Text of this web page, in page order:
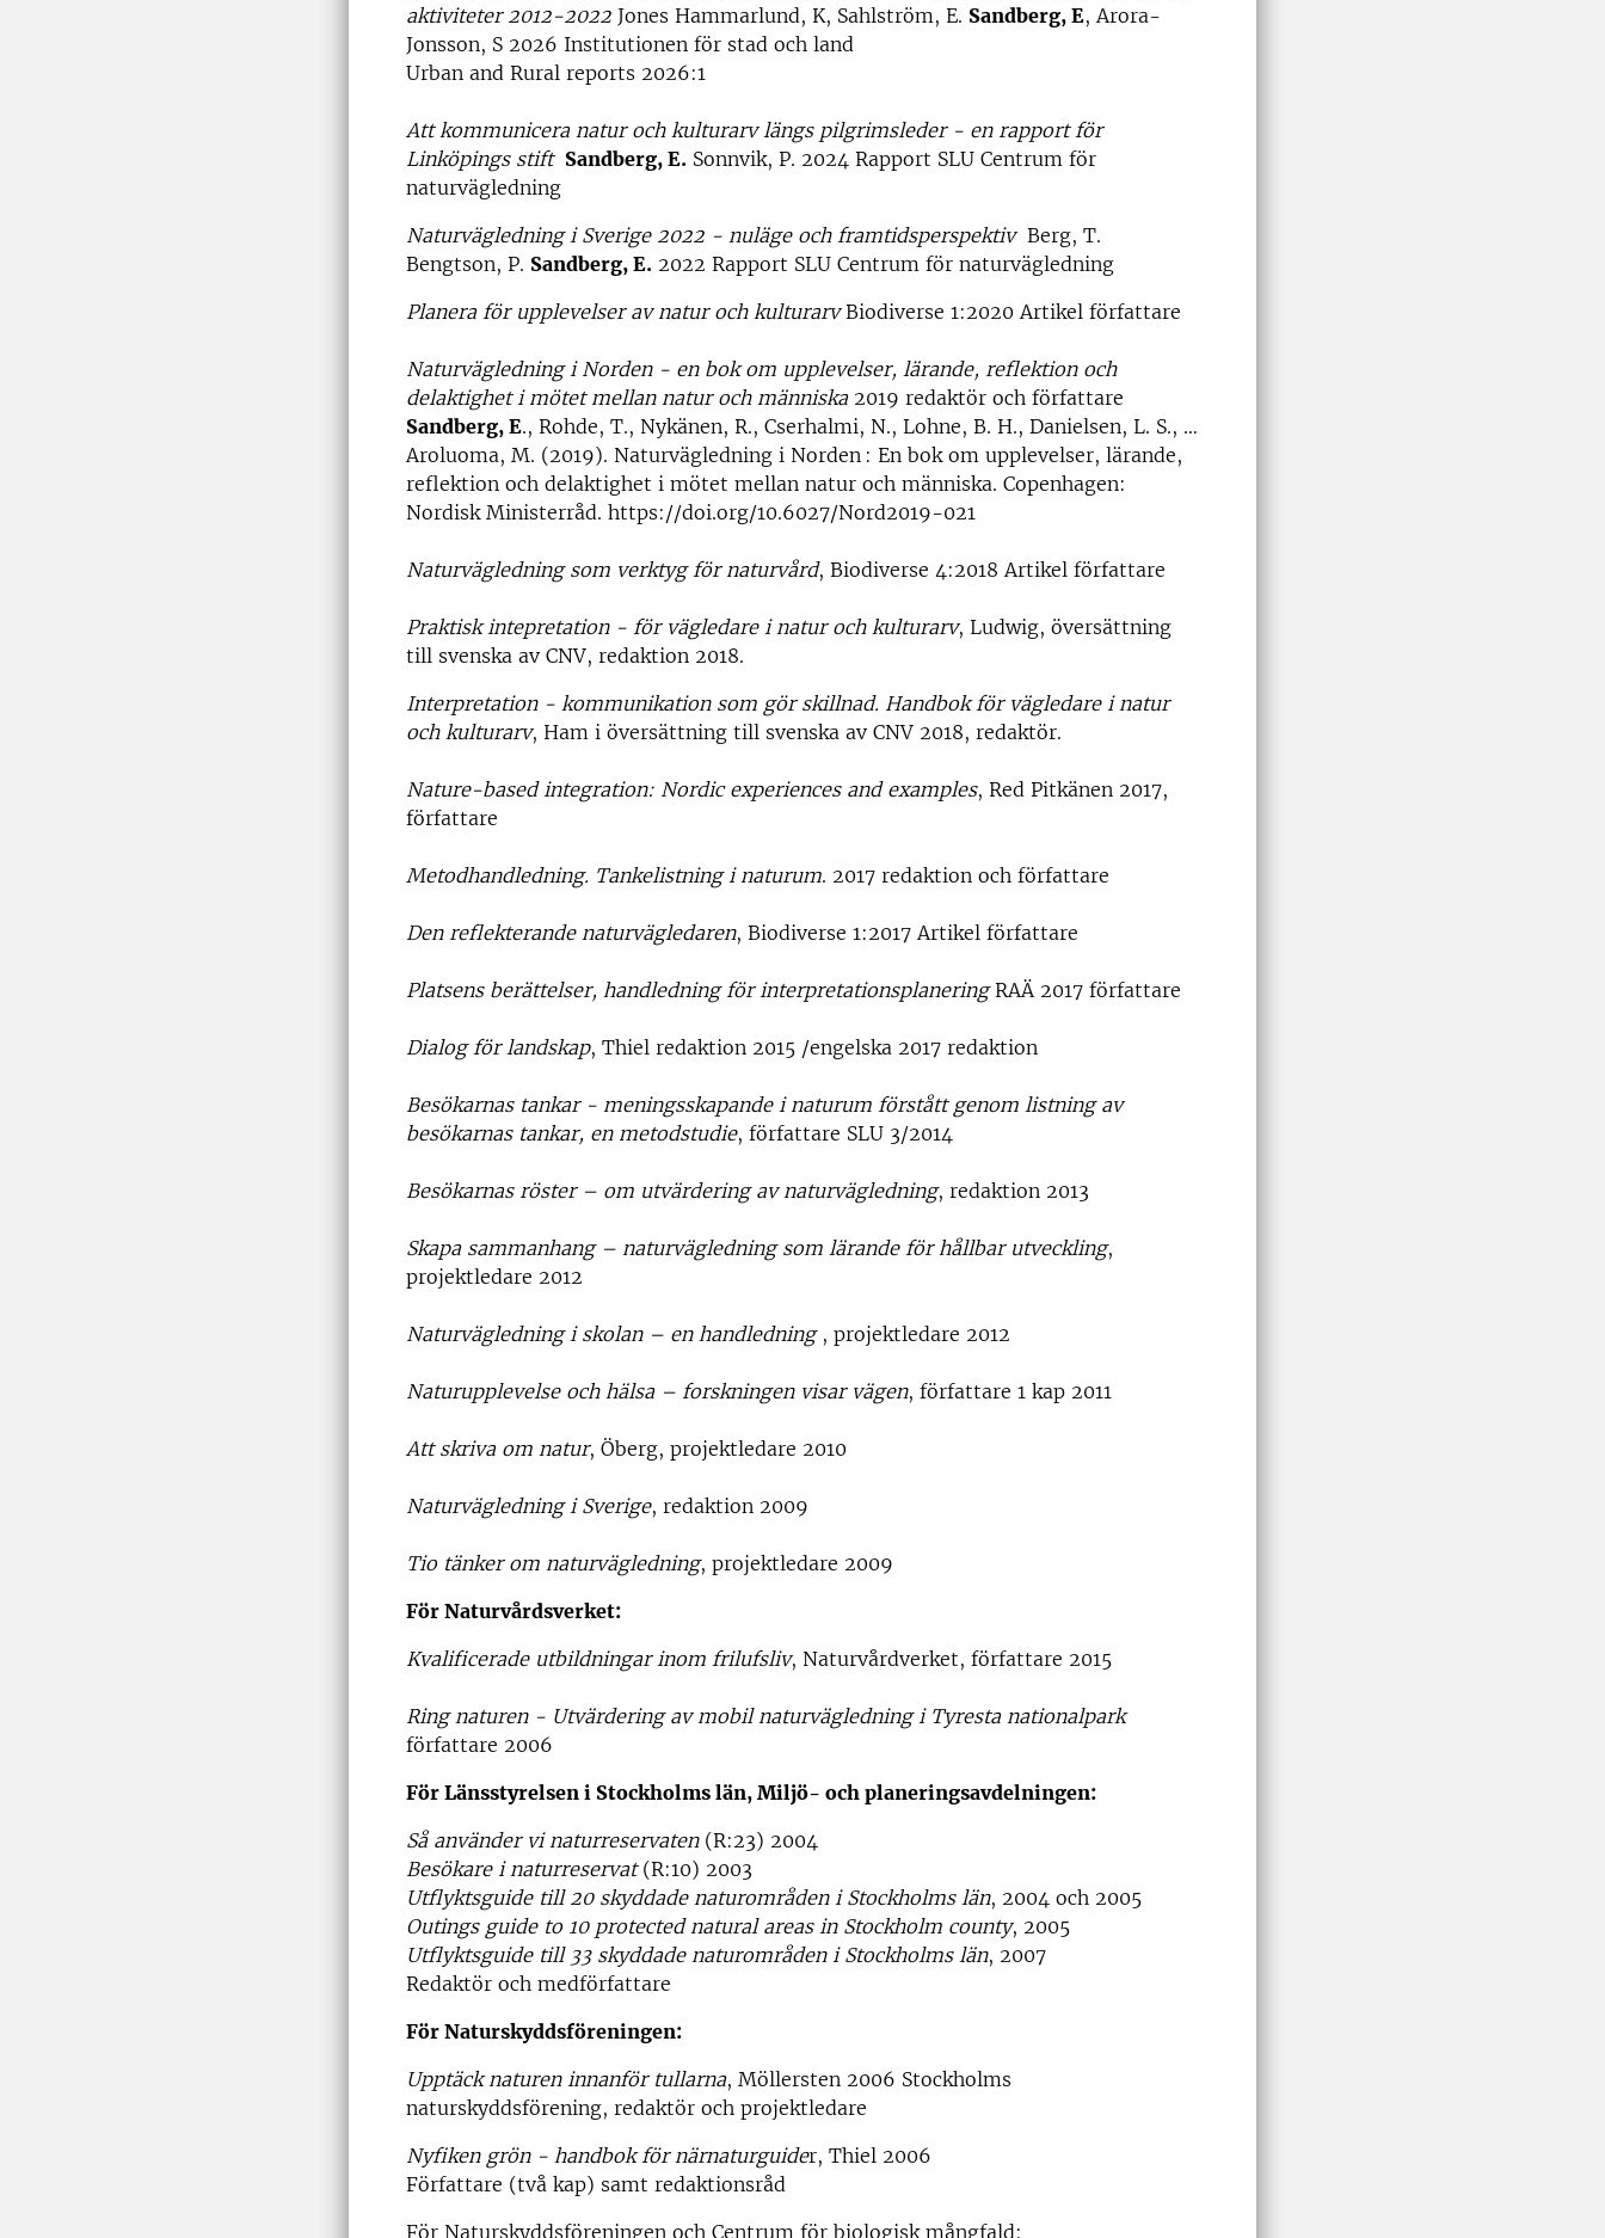
aktiviteter 2012-2022 Jones Hammarlund, K, Sahlström, E. Sandberg, E, Arora-
Jonsson, S 2026 Institutionen för stad och land
Urban and Rural reports 2026:1
Att kommunicera natur och kulturarv längs pilgrimsleder - en rapport för
Linköpings stift Sandberg, E. Sonnvik, P. 2024 Rapport SLU Centrum för
naturvägledning
Naturvägledning i Sverige 2022 - nuläge och framtidsperspektiv Berg, T.
Bengtson, P. Sandberg, E. 2022 Rapport SLU Centrum för naturvägledning
Planera för upplevelser av natur och kulturarvBiodiverse 1:2020 Artikel författare
Naturvägledning i Norden - en bok om upplevelser, lärande, reflektion och
delaktighet i mötet mellan natur och människa2019 redaktör och författare
Sandberg, E., Rohde, T., Nykänen, R., Cserhalmi, N., Lohne, B. H., Danielsen, L. S., …
Aroluoma, M. (2019). Naturvägledning i Norden : En bok om upplevelser, lärande,
reflektion och delaktighet i mötet mellan natur och människa. Copenhagen:
Nordisk Ministerråd. https://doi.org/10.6027/Nord2019-021
Naturvägledning som verktyg för naturvård, Biodiverse 4:2018 Artikel författare
Praktisk intepretation - för vägledare i natur och kulturarv, Ludwig, översättning
till svenska av CNV, redaktion 2018.
Interpretation - kommunikation som gör skillnad. Handbok för vägledare i natur
och kulturarv, Ham i översättning till svenska av CNV 2018, redaktör.
Nature-based integration: Nordic experiences and examples, Red Pitkänen 2017,
författare
Metodhandledning. Tankelistning i naturum. 2017 redaktion och författare
Den reflekterande naturvägledaren, Biodiverse 1:2017 Artikel författare
Platsens berättelser, handledning för interpretationsplaneringRAÄ 2017 författare
Dialog för landskap, Thiel redaktion 2015 /engelska 2017 redaktion
Besökarnas tankar - meningsskapande i naturum förstått genom listning av
besökarnas tankar, en metodstudie, författare SLU 3/2014
Besökarnas röster – om utvärdering av naturvägledning, redaktion 2013
Skapa sammanhang – naturvägledning som lärande för hållbar utveckling,
projektledare 2012
Naturvägledning i skolan – en handledning, projektledare 2012
Naturupplevelse och hälsa – forskningen visar vägen, författare 1 kap 2011
Att skriva om natur, Öberg, projektledare 2010
Naturvägledning i Sverige, redaktion 2009
Tio tänker om naturvägledning, projektledare 2009
För Naturvårdsverket:
Kvalificerade utbildningar inom frilufsliv, Naturvårdverket, författare 2015
Ring naturen - Utvärdering av mobil naturvägledning i Tyresta nationalpark
författare 2006
För Länsstyrelsen i Stockholms län, Miljö- och planeringsavdelningen:
Så använder vi naturreservaten(R:23) 2004
Besökare i naturreservat(R:10) 2003
Utflyktsguide till 20 skyddade naturområden i Stockholms län, 2004 och 2005
Outings guide to 10 protected natural areas in Stockholm county, 2005
Utflyktsguide till 33 skyddade naturområden i Stockholms län, 2007
Redaktör och medförfattare
För Naturskyddsföreningen:
Upptäck naturen innanför tullarna, Möllersten 2006 Stockholms
naturskyddsförening, redaktör och projektledare
Nyfiken grön - handbok för närnaturguider, Thiel 2006
Författare (två kap) samt redaktionsråd
För Naturskyddsföreningen och Centrum för biologisk mångfald: